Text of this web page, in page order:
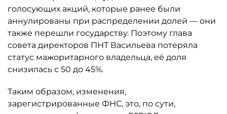
голосующих акций, которые ранее были
аннулированы при распределении долей — они
также перешли государству. Поэтому глава
совета директоров ПНТ Васильева потеряла
статус мажоритарного владельца, её доля
снизилась с 50 до 45%.
Таким образом, изменения,
зарегистрированные ФНС, это, по сути,